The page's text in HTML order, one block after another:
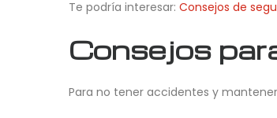
Te podría interesar: Consejos de
Consejos
Para no tener accidentes y